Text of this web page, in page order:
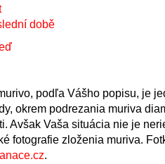
době
podľa Vášho popisu, je
okrem podrezania muriva
Avšak Vaša situácia nie je
fotografie zloženia muriva.
.